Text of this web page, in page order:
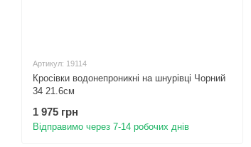
Артикул: 19114
Кросівки водонепроникні на шнурівці Чорний
34 21.6см
1 975 грн
Відправимо через 7-14 робочих днів